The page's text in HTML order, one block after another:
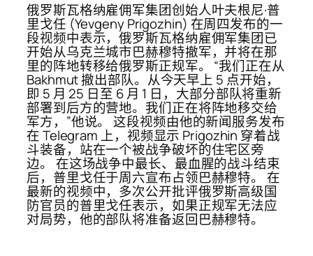
俄罗斯瓦格纳雇佣军集团创始人叶夫根尼·普
里戈任 (Yevgeny Prigozhin) 在周四发布的一
段视频中表示，俄罗斯瓦格纳雇佣军集团已
开始从乌克兰城市巴赫穆特撤军，并将在那
里的阵地转移给俄罗斯正规军。 “我们正在从
Bakhmut 撤出部队。从今天早上 5 点开始，
即 5 月 25 日至 6 月 1 日，大部分部队将重新
部署到后方的营地。我们正在将阵地移交给
军方，”他说。 这段视频由他的新闻服务发布
在 Telegram 上，视频显示 Prigozhin 穿着战
斗装备，站在一个被战争破坏的住宅区旁
边。 在这场战争中最长、最血腥的战斗结束
后，普里戈任于周六宣布占领巴赫穆特。 在
最新的视频中，多次公开批评俄罗斯高级国
防官员的普里戈任表示，如果正规军无法应
对局势，他的部队将准备返回巴赫穆特。